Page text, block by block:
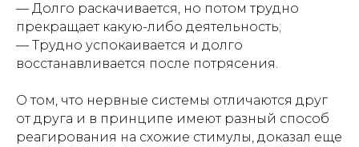
— Долго раскачивается, но потом трудно
прекращает какую-либо деятельность;
— Трудно успокаивается и долго
восстанавливается после потрясения.
О том, что нервные системы отличаются друг
от друга и в принципе имеют разный способ
реагирования на схожие стимулы, доказал еще